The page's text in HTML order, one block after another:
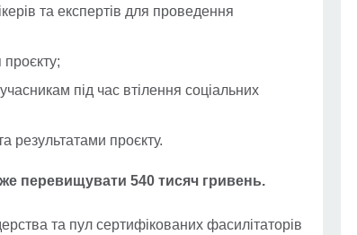
та експертів для проведення
під час втілення соціальних
результатами проєкту.
перевищувати 540 тисяч гривень.
та пул сертифікованих фасилітаторів